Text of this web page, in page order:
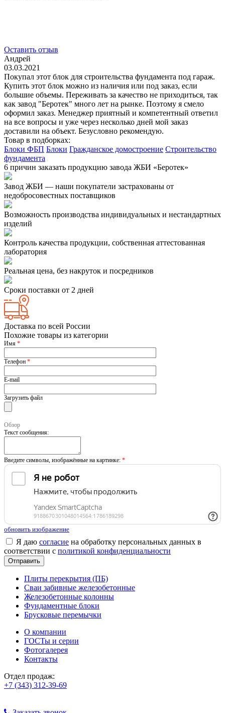
Оставить отзыв
Андрей
03.03.2021
Покупал этот блок для строительства фундамента под гараж.
Купить этот блок можно из наличия или под заказ, если
большие объемы. Переживать за качество не приходиться, так
как завод "Беротек" много лет на рынке. Поэтому я смело
оформил заказ. Менеджер приятный и компетентный ответил
на все вопросы и уже через несколько дней мой заказ
доставили на объект. Безусловно рекомендую.
Товар в подборках:
Блоки ФБП Блоки Гражданское домостроение Строительство
фундамента
6 причин заказать продукцию завода ЖБИ «Беротек»
Завод ЖБИ — наши покупатели застрахованы от
недобросовестных поставщиков
Возможность производства индивидуальных и нестандартных
изделий
Контроль качества продукции, собственная аттестованная
лаборатория
Реальная цена, без накруток и посредников
Сроки поставки от 2 дней
Доставка по всей России
Похожие товары из категории
Имя *
Телефон *
E-mail
Загрузить файл
Обзор
Текст сообщения:
Введите символы, изображённые на картинке: *
обновить изображение
Я даю согласие на обработку персональных данных в
соответствии с политикой конфиденциальности
Плиты перекрытия (ПБ)
Сваи забивные железобетонные
Железобетонные колонны
Фундаментные блоки
Брусковые перемычки
О компании
ГОСТы и серии
Фотогалерея
Контакты
Отдел продаж:
+7 (343) 312-39-69